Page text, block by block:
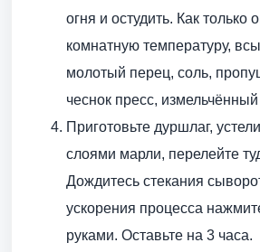
огня и остудить. Как только
комнатную температуру,
молотый перец, соль,
чеснок пресс, измельчённый
Приготовьте дуршлаг,
слоями марли, перелейте
Дождитесь стекания
ускорения процесса
руками. Оставьте на 3 часа.